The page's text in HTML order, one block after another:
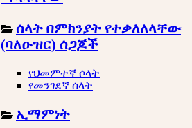
ሰላት በምክንያት የተቃለለላቸው
(ባለዑዝር) ሰጋጆች
የህመምተኛ ሶላት
የመንገደኛ ሰላት
ኢማምነት